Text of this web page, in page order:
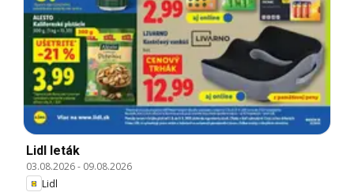
Lidl leták
03.08.2026- 09.08.2026
Lidl